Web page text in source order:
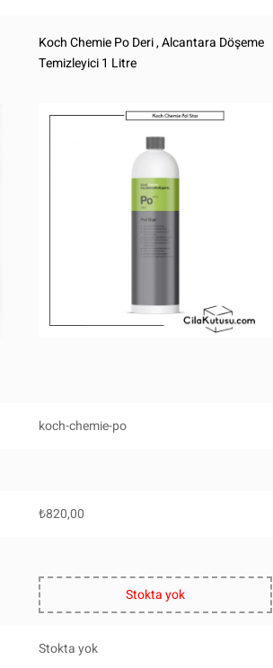
Koch Chemie Po Deri , Alcantara Döşeme
Temizleyici 1 Litre
koch-chemie-po
₺820,00
Stokta yok
Stokta yok